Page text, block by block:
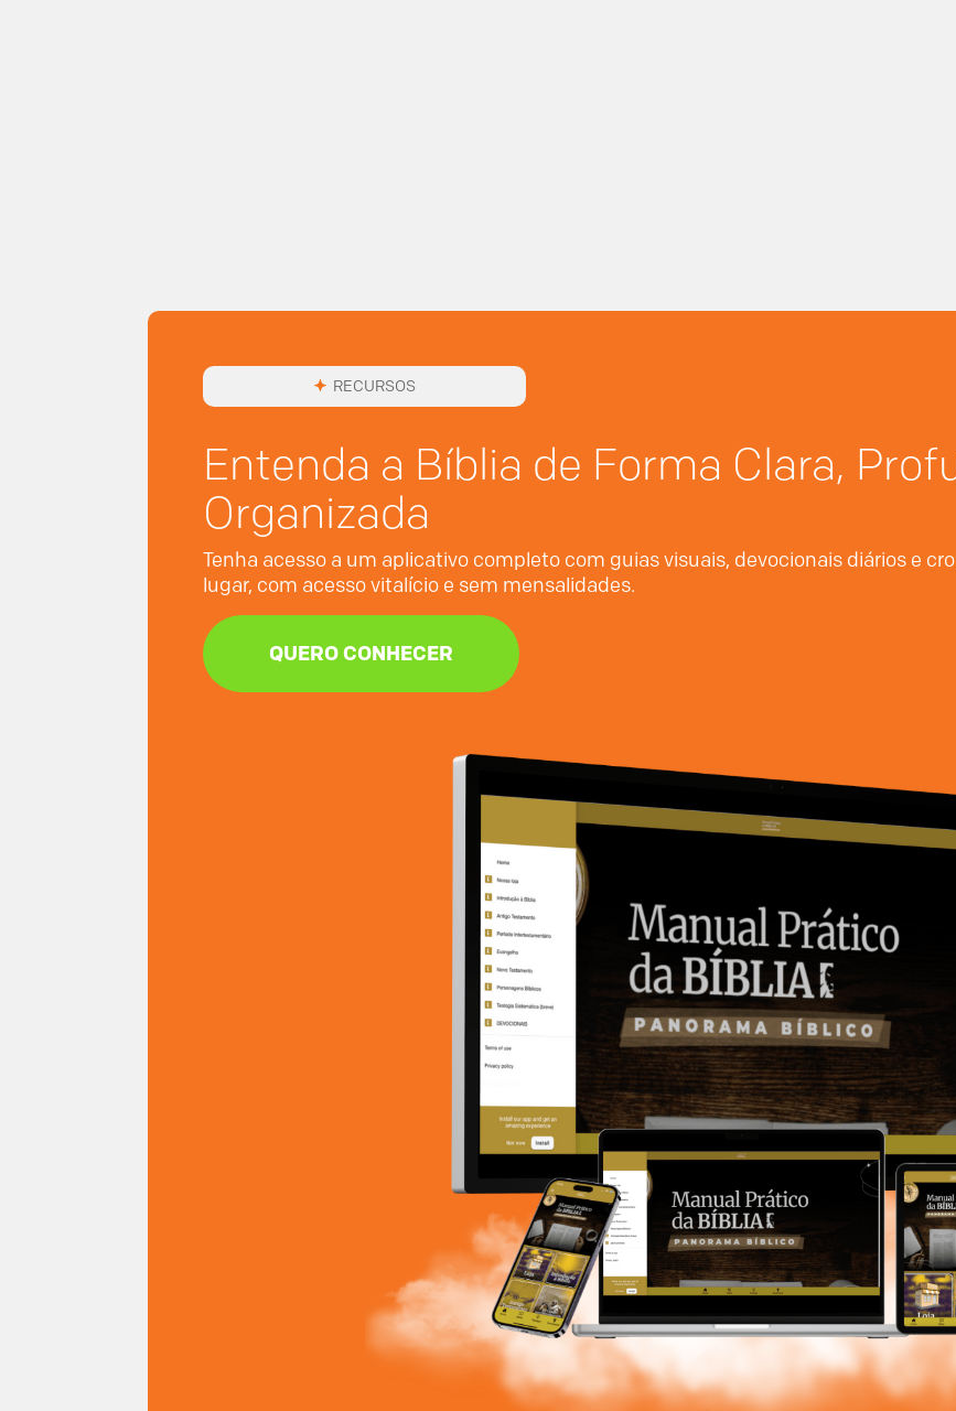
RECURSOS
Entenda a Bíblia de Forma Clara,
Organizada
Tenha acesso a um aplicativo completo com guias visuais, devocionais diários e
lugar, com acesso vitalício e sem mensalidades.
QUERO CONHECER